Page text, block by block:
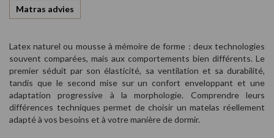
Matras advies
Latex naturel ou mousse à mémoire de forme : deux technologies
souvent comparées, mais aux comportements bien différents. Le
premier séduit par son élasticité, sa ventilation et sa durabilité,
tandis que le second mise sur un confort enveloppant et une
adaptation progressive à la morphologie. Comprendre leurs
différences techniques permet de choisir un matelas réellement
adapté à vos besoins et à votre manière de dormir.